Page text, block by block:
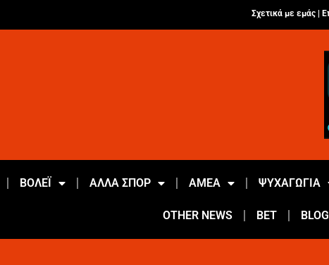
Σχετικά με εμάς |
ΒΟΛΕΪ ΑΛΛΑ ΣΠΟΡ ΑΜΕΑ ΨΥΧΑΓΩΓΙΑ
OTHER NEWS BET